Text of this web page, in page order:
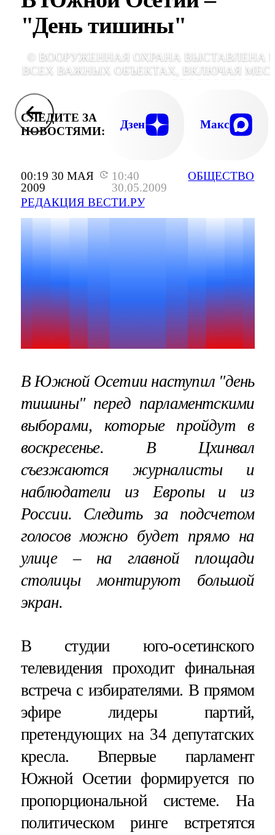
00:19 30 МАЯ
2009
10:40
30.05.2009
РЕДАКЦИЯ ВЕСТИ.РУ
ОБЩЕСТВО
"День тишины"
© ВООРУЖЕННАЯ ОХРАНА ВЫСТАВЛЕНА
ВСЕХ ВАЖНЫХ ОБЪЕКТАХ, ВКЛЮЧАЯ
СЛЕДИТЕ ЗА
НОВОСТЯМИ:
Дзен Макс
В Южной Осетии наступил "день
тишины" перед парламентскими
выборами, которые пройдут в
воскресенье. В Цхинвал
съезжаются журналисты и
наблюдатели из Европы и из
России. Следить за подсчетом
голосов можно будет прямо на
улице – на главной площади
столицы монтируют большой
экран.
В студии юго-осетинского
телевидения проходит финальная
встреча с избирателями. В прямом
эфире лидеры партий,
претендующих на 34 депутатских
кресла. Впервые парламент
Южной Осетии формируется по
пропорциональной системе. На
политическом ринге встретятся